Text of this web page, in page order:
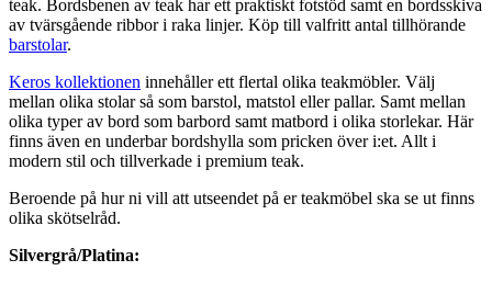
teak. Bordsbenen av teak har ett praktiskt fotstöd samt en bordsskiva
av tvärsgående ribbor i raka linjer. Köp till valfritt antal tillhörande
barstolar.
Keros kollektionen innehåller ett flertal olika teakmöbler. Välj
mellan olika stolar så som barstol, matstol eller pallar. Samt mellan
olika typer av bord som barbord samt matbord i olika storlekar. Här
finns även en underbar bordshylla som pricken över i:et. Allt i
modern stil och tillverkade i premium teak.
Beroende på hur ni vill att utseendet på er teakmöbel ska se ut finns
olika skötselråd.
Silvergrå/Platina: